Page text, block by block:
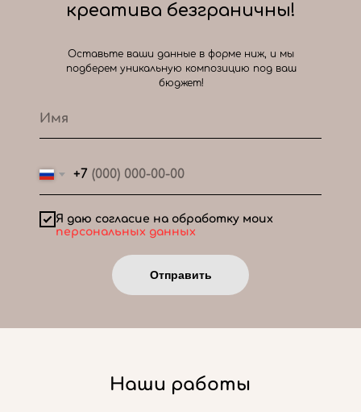
+7
Я даю согласие на обработку моих
персональных данных
Отправить
креатива безграничны!
Оставьте ваши данные в форме ниж, и мы
подберем уникальную композицию под ваш
бюджет!
Наши работы